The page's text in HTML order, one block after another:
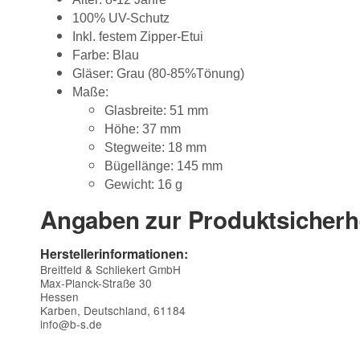
100% UV-Schutz
Inkl. festem Zipper-Etui
Farbe: Blau
Gläser: Grau (80-85%Tönung)
Maße:
Glasbreite: 51 mm
Höhe: 37 mm
Stegweite: 18 mm
Bügellänge: 145 mm
Gewicht: 16 g
Angaben zur
Herstellerinformationen:
Breitfeld & Schliekert GmbH
Max-Planck-Straße 30
Hessen
Karben, Deutschland, 61184
info@b-s.de